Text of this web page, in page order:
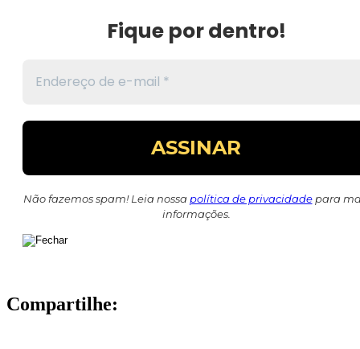
Fique por dentro!
Não fazemos spam! Leia nossa política de privacidadepara
informações.
Compartilhe: